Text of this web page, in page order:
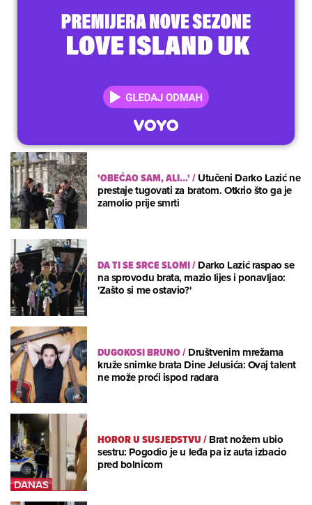
'OBEĆAO SAM, ALI...'/Utučeni Darko Lazić ne
prestaje tugovati za bratom. Otkrio što ga je
zamolio prije smrti
DA TI SE SRCE SLOMI/Darko Lazić raspao se
na sprovodu brata, mazio lijes i ponavljao:
'Zašto si me ostavio?'
DUGOKOSI BRUNO/Društvenim mrežama
kruže snimke brata Dine Jelusića: Ovaj talent
ne može proći ispod radara
HOROR U SUSJEDSTVU/Brat nožem ubio
sestru: Pogodio je u leđa pa iz auta izbacio
pred bolnicom